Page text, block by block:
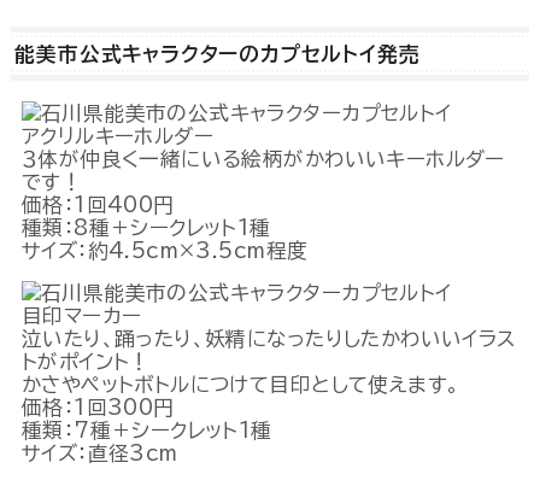
能美市公式キャラクターのカプセルトイ発売
アクリルキーホルダー
３体が仲良く一緒にいる絵柄がかわいいキーホルダー
です！
価格：1回400円
種類：8種＋シークレット1種
サイズ：約4.5cm×3.5cm程度
目印マーカー
泣いたり、踊ったり、妖精になったりしたかわいいイラス
トがポイント！
かさやペットボトルにつけて目印として使えます。
価格：1回300円
種類：7種＋シークレット1種
サイズ：直径3cm